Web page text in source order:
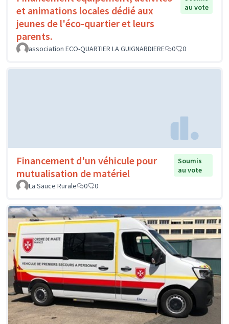
et animations locales dédié aux
jeunes de l'éco-quartier et leurs
parents.
au vote
association ECO-QUARTIER LA GUIGNARDIERE 0 0
Financement d'un véhicule pour
mutualisation de matériel
Soumis
au vote
La Sauce Rurale
0 0